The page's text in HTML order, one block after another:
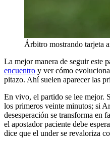
Árbitro mostrando tarjeta
La mejor manera de seguir este
encuentro y ver cómo
pitazo. Ahí suelen aparecer las
En vivo, el partido se lee mejor.
los primeros veinte minutos; si
desesperación se transforma en
el apostador paciente debe
dice que el under se revaloriza